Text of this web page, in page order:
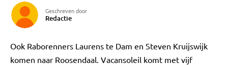
Geschreven door
Redactie
Ook Raborenners Laurens te Dam en Steven Kruijswijk
komen naar Roosendaal. Vacansoleil komt met vijf